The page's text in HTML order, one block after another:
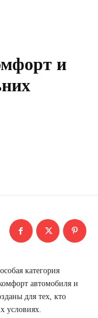
и
категория
автомобиля и
для тех, кто
условиях.